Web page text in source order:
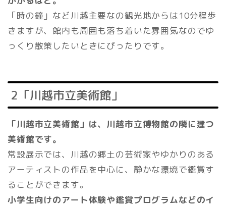
「時の鐘」など川越主要なの観光地からは10分程歩
きますが、館内も周囲も落ち着いた雰囲気なのでゆ
っくり散策したいときにぴったりです。
2「川越市立美術館」
「川越市立美術館」は、川越市立博物館の隣に建つ
美術館です。
常設展示では、川越の郷土の芸術家やゆかりのある
アーティストの作品を中心に、静かな環境で鑑賞す
ることができます。
小学生向けのアート体験や鑑賞プログラムなどのイ